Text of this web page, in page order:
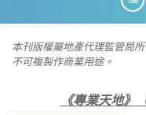
本刊版權屬地產代理監管局
不可複製作商業用途。
《專業天地》